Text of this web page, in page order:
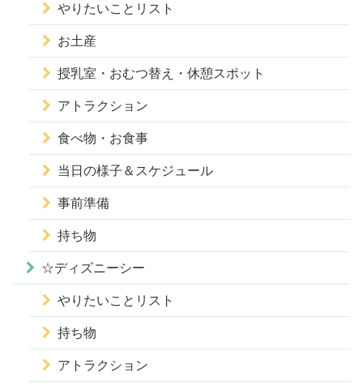
やりたいことリスト
お土産
授乳室・おむつ替え・休憩スポット
アトラクション
食べ物・お食事
当日の様子＆スケジュール
事前準備
持ち物
☆ディズニーシー
やりたいことリスト
持ち物
アトラクション